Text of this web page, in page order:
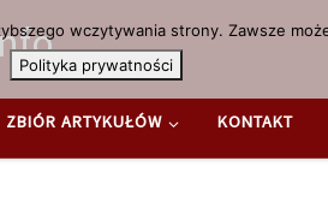
ZBIÓR ARTYKUŁÓW KONTAKT
wczytywania strony. Zawsze
Polityka prywatności